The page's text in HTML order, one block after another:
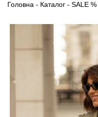
Головна - Каталог - SALE %